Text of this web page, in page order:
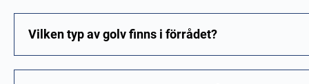
Vilken typ av golv finns i förrådet?